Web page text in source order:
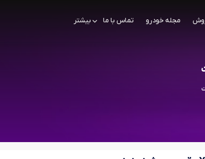
مجله خودرو تماس با ما بیشتر